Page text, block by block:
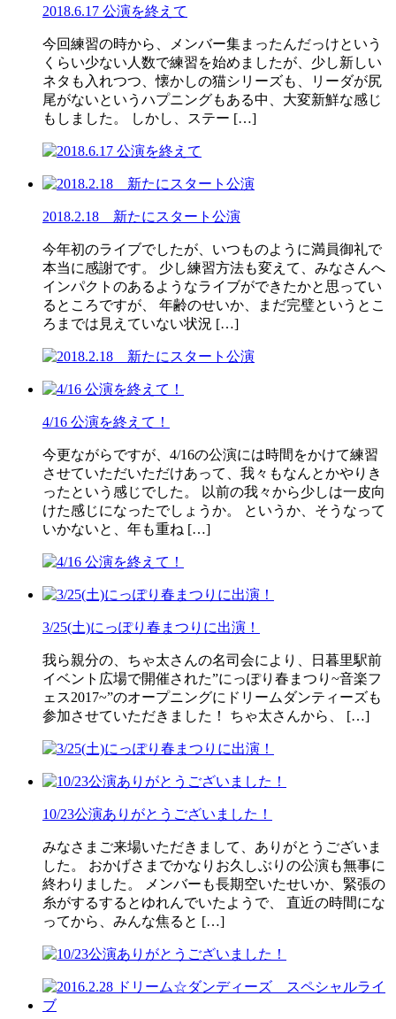
2018.6.17 公演を終えて
今回練習の時から、メンバー集まったんだっけという
くらい少ない人数で練習を始めましたが、少し新しい
ネタも入れつつ、懐かしの猫シリーズも、リーダが尻
尾がないというハプニングもある中、大変新鮮な感じ
もしました。 しかし、ステー […]
2018.2.18 新たにスタート公演
今年初のライブでしたが、いつものように満員御礼で
本当に感謝です。 少し練習方法も変えて、みなさんへ
インパクトのあるようなライブができたかと思ってい
るところですが、 年齢のせいか、まだ完璧というとこ
ろまでは見えていない状況 […]
4/16 公演を終えて！
今更ながらですが、4/16の公演には時間をかけて練習
させていただいただけあって、我々もなんとかやりき
ったという感じでした。 以前の我々から少しは一皮向
けた感じになったでしょうか。 というか、そうなって
いかないと、年も重ね […]
3/25(土)にっぽり春まつりに出演！
我ら親分の、ちゃ太さんの名司会により、日暮里駅前
イベント広場で開催された”にっぽり春まつり~音楽フ
ェス2017~”のオープニングにドリームダンティーズも
参加させていただきました！ ちゃ太さんから、 […]
10/23公演ありがとうございました！
みなさまご来場いただきまして、ありがとうございま
した。 おかげさまでかなりお久しぶりの公演も無事に
終わりました。 メンバーも長期空いたせいか、緊張の
糸がするするとゆれんでいたようで、 直近の時間にな
ってから、みんな焦ると […]